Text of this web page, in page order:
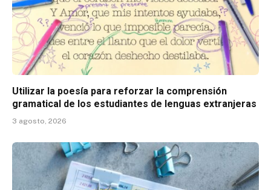
Utilizar la poesía para reforzar la comprensión
gramatical de los estudiantes de lenguas extranjeras
3 agosto, 2026